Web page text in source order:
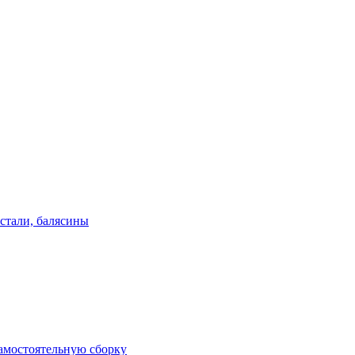
балясины
сборку